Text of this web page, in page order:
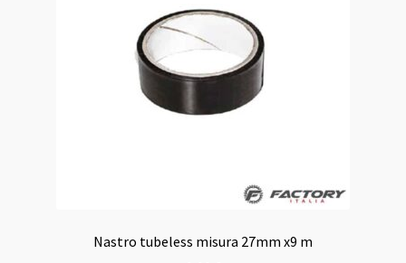
Nastro tubeless misura 27mm x9 m